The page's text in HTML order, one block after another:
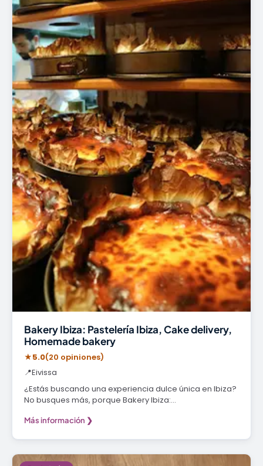
Bakery Ibiza: Pastelería Ibiza, Cake delivery,
Homemade bakery
★5.0(20 opiniones)
📍Eivissa
¿Estás buscando una experiencia dulce única en Ibiza?
No busques más, porque Bakery Ibiza:…
Más información ❯